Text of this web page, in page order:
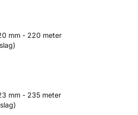
mm - 220 meter
mm - 235 meter